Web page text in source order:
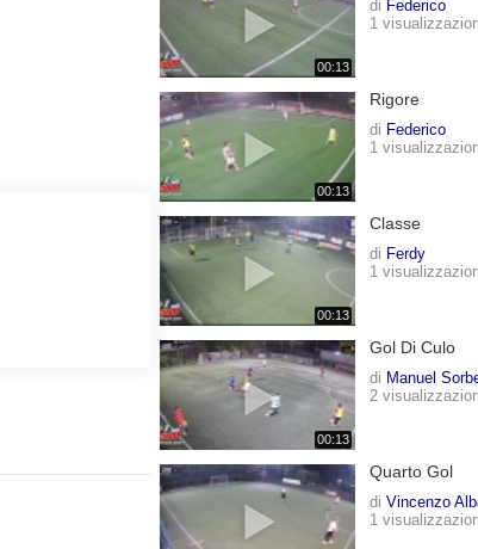
00:13
di Federico
1
00:13
Rigore
di Federico
1
00:13
Classe
di Ferdy
1
00:13
Gol Di Culo
di Manuel
2
Quarto Gol
di Vincenzo
1